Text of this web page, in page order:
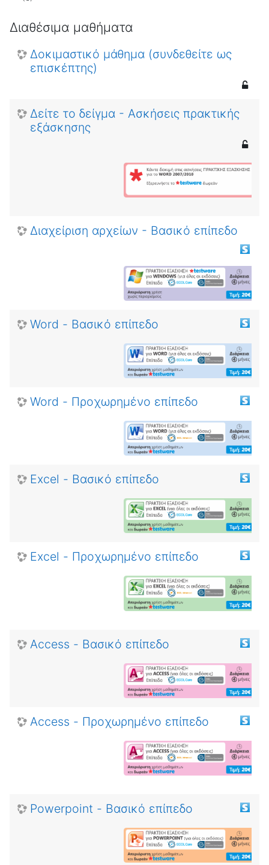
Διαθέσιμα μαθήματα
Δοκιμαστικό μάθημα (συνδεθείτε ως
επισκέπτης)
Δείτε το δείγμα - Ασκήσεις πρακτικής
εξάσκησης
Διαχείριση αρχείων - Βασικό επίπεδο
Word - Βασικό επίπεδο
Word - Προχωρημένο επίπεδο
Excel - Βασικό επίπεδο
Excel - Προχωρημένο επίπεδο
Access - Βασικό επίπεδο
Access - Προχωρημένο επίπεδο
Powerpoint - Βασικό επίπεδο